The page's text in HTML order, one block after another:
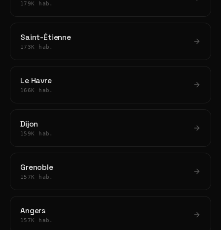
179K hab.
Saint-Étienne
173K hab.
Le Havre
166K hab.
Dijon
159K hab.
Grenoble
157K hab.
Angers
157K hab.